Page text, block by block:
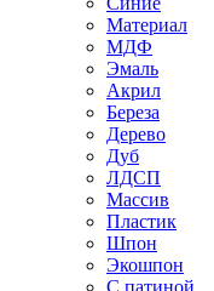
Материал
МДФ
Эмаль
Акрил
Береза
Дерево
Дуб
ЛДСП
Массив
Пластик
Шпон
Экошпон
С патиной